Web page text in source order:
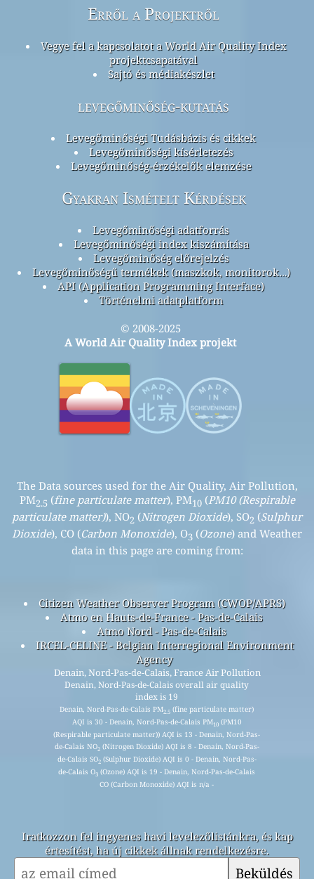
Erről a Projektről
Vegye fel a kapcsolatot a World Air Quality Index
projektcsapatával
Sajtó és médiakészlet
levegőminőség-kutatás
Levegőminőségi Tudásbázis és cikkek
Levegőminőségi kísérletezés
Levegőminőség-érzékelők elemzése
Gyakran Ismételt Kérdések
Levegőminőségi adatforrás
Levegőminőségi index kiszámítása
Levegőminőség előrejelzés
Levegőminőségű termékek (maszkok, monitorok…)
API (Application Programming Interface)
Történelmi adatplatform
© 2008-2025
A World Air Quality Index projekt
The Data sources used for the Air Quality, Air Pollution,
PM2.5 (fine particulate matter), PM10(PM10 (Respirable
particulate matter)), NO2 (Nitrogen Dioxide), SO2 (Sulphur
Dioxide), CO (Carbon Monoxide), O3 (Ozone) and Weather
data in this page are coming from:
Citizen Weather Observer Program (CWOP/APRS)
Atmo en Hauts-de-France - Pas-de-Calais
Atmo Nord - Pas-de-Calais
IRCEL-CELINE - Belgian Interregional Environment
Agency
Denain, Nord-Pas-de-Calais, France Air Pollution
Denain, Nord-Pas-de-Calais overall air quality
index is 19
Denain, Nord-Pas-de-Calais PM2.5 (fine particulate matter)
AQI is 30 - Denain, Nord-Pas-de-Calais PM10(PM10
(Respirable particulate matter)) AQI is 13 - Denain, Nord-Pas-
de-Calais NO2(Nitrogen Dioxide) AQI is 8 - Denain, Nord-Pas-
de-Calais SO2(Sulphur Dioxide) AQI is 0 - Denain, Nord-Pas-
de-Calais O3 (Ozone) AQI is 19 - Denain, Nord-Pas-de-Calais
CO (Carbon Monoxide) AQI is n/a -
Iratkozzon fel ingyenes havi levelezőlistánkra, és kap
értesítést, ha új cikkek állnak rendelkezésre.
Beküldés